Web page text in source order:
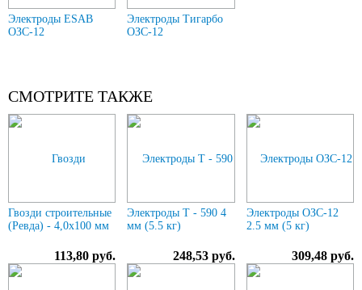
Электроды ESAB
ОЗС-12
Электроды Тигарбо
ОЗС-12
СМОТРИТЕ ТАКЖЕ
Гвозди строительные
(Ревда) - 4,0х100 мм
113,80 руб.
Электроды Т - 590 4
мм (5.5 кг)
248,53 руб.
Электроды ОЗС-12
2.5 мм (5 кг)
309,48 руб.